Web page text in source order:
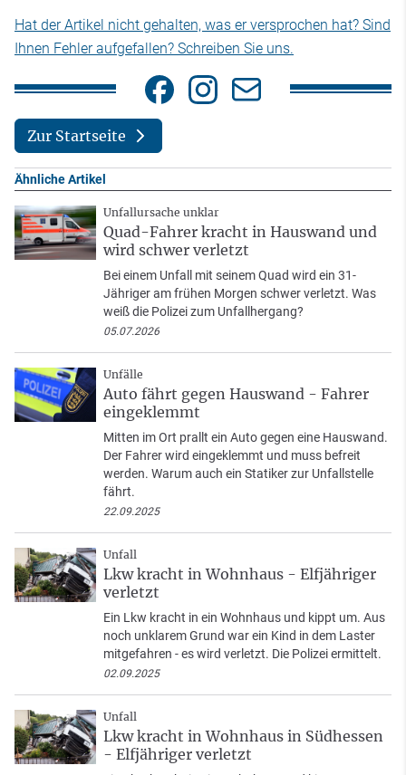
Hat der Artikel nicht gehalten, was er versprochen hat? Sind
Ihnen Fehler aufgefallen? Schreiben Sie uns.
Zur Startseite
Ähnliche Artikel
Unfallursache unklar
Quad-Fahrer kracht in Hauswand und
wird schwer verletzt
Bei einem Unfall mit seinem Quad wird ein 31-
Jähriger am frühen Morgen schwer verletzt. Was
weiß die Polizei zum Unfallhergang?
05.07.2026
Unfälle
Auto fährt gegen Hauswand - Fahrer
eingeklemmt
Mitten im Ort prallt ein Auto gegen eine Hauswand.
Der Fahrer wird eingeklemmt und muss befreit
werden. Warum auch ein Statiker zur Unfallstelle
fährt.
22.09.2025
Unfall
Lkw kracht in Wohnhaus - Elfjähriger
verletzt
Ein Lkw kracht in ein Wohnhaus und kippt um. Aus
noch unklarem Grund war ein Kind in dem Laster
mitgefahren - es wird verletzt. Die Polizei ermittelt.
02.09.2025
Unfall
Lkw kracht in Wohnhaus in Südhessen
- Elfjähriger verletzt